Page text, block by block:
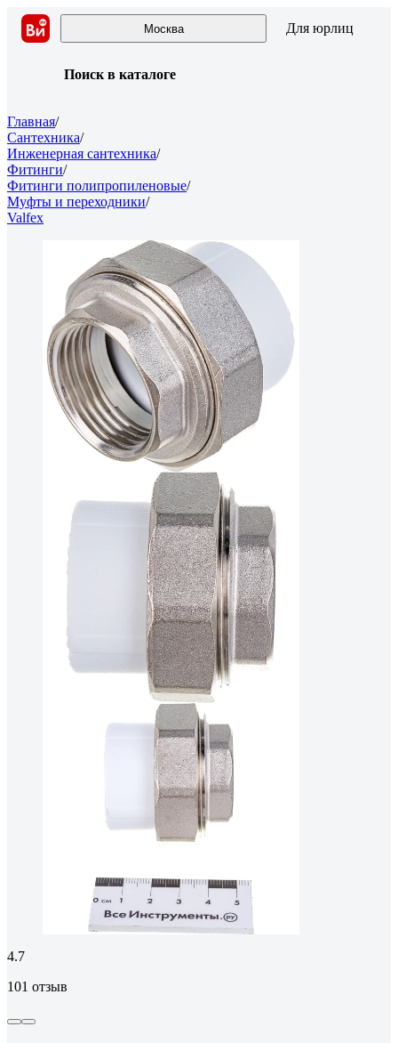
Москва Для юрлиц
Поиск в каталоге
Главная/
Сантехника/
Инженерная сантехника/
Фитинги/
Фитинги полипропиленовые/
Муфты и переходники/
Valfex
4.7
101 отзыв